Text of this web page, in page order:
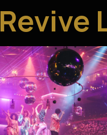
Revive